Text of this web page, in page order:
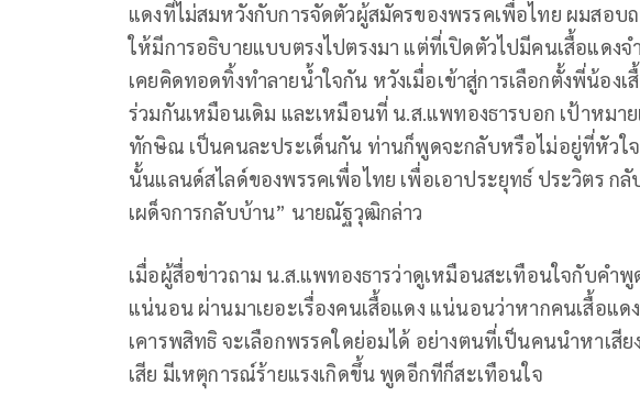
แดงที่ไม่สมหวังกับการจัดตัวผู้สมัครของพรรคเพื่อไทย ผมสอบ
ให้มีการอธิบายแบบตรงไปตรงมา แต่ที่เปิดตัวไปมีคนเสื้อแดงจ
เคยคิดทอดทิ้งทำลายน้ำใจกัน หวังเมื่อเข้าสู่การเลือกตั้งพี่น้อง
ร่วมกันเหมือนเดิม และเหมือนที่ น.ส.แพทองธารบอก เป้าหมา
ทักษิณ เป็นคนละประเด็นกัน ท่านก็พูดจะกลับหรือไม่อยู่ที่หัวใจ
นั้นแลนด์สไลด์ของพรรคเพื่อไทย เพื่อเอาประยุทธ์ ประวิตร ก
เผด็จการกลับบ้าน” นายณัฐวุฒิกล่าว
เมื่อผู้สื่อข่าวถาม น.ส.แพทองธารว่าดูเหมือนสะเทือนใจกับคำ
แน่นอน ผ่านมาเยอะเรื่องคนเสื้อแดง แน่นอนว่าหากคนเสื้อแด
เคารพสิทธิ จะเลือกพรรคใดย่อมได้ อย่างตนที่เป็นคนนำหาเสี
เสีย มีเหตุการณ์ร้ายแรงเกิดขึ้น พูดอีกทีก็สะเทือนใจ